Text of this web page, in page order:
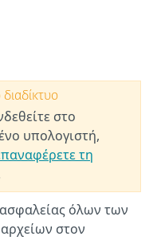
στο
υπολογιστή,
τη
όλων των
στον